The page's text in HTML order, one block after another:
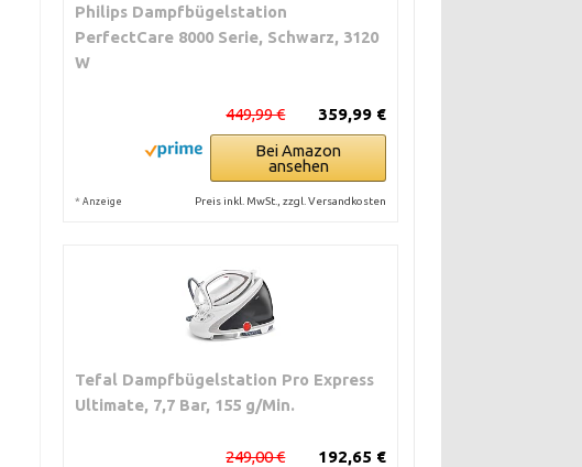
Philips Dampfbügelstation
PerfectCare 8000 Serie, Schwarz, 3120
W
359,99 €
449,99 €
Bei Amazon
ansehen
* Anzeige Preis inkl. MwSt., zzgl. Versandkosten
Tefal Dampfbügelstation Pro Express
Ultimate, 7,7 Bar, 155 g/Min.
192,65 €
249,00 €